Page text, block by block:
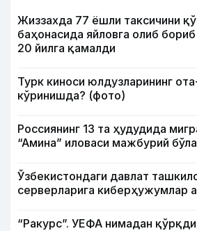
Жиззахда 77 ёшли таксичини
баҳонасида яйловга олиб бориб
20 йилга қамалди
Турк киноси юлдузларининг
кўринишда? (фото)
Россиянинг 13 та ҳудудида
“Амина” иловаси мажбурий
Ўзбекистондаги давлат
серверларига киберҳужумлар
“Ракурс”. УЕФА нимадан